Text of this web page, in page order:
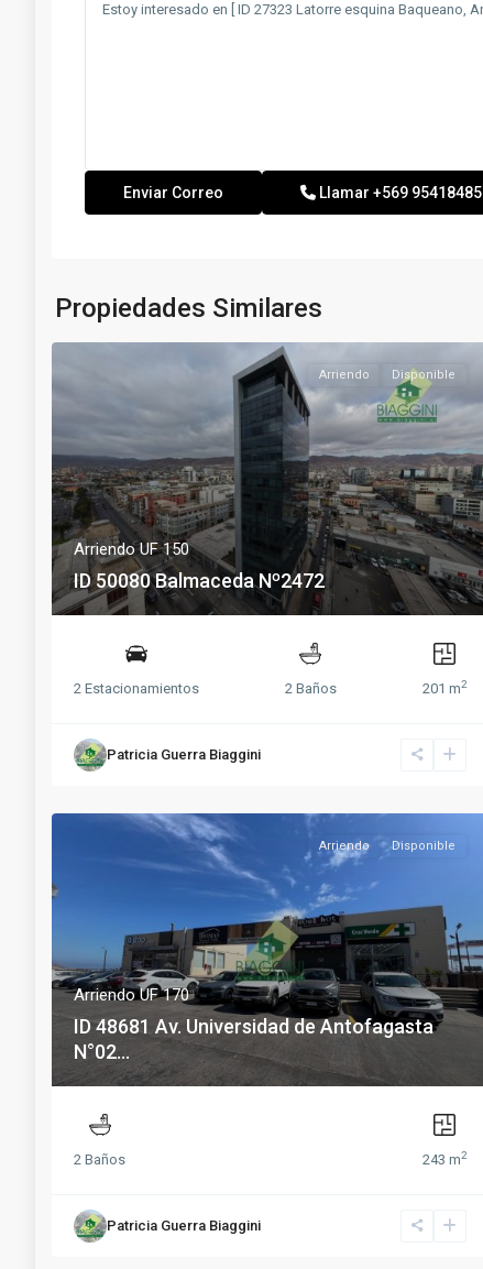
Llamar +569 95418485
Propiedades Similares
Arriendo Disponible
Arriendo UF 150
ID 50080 Balmaceda Nº2472
2 Estacionamientos 2 Baños 201 m2
Patricia Guerra Biaggini
Arriendo Disponible
Arriendo UF 170
ID 48681 Av. Universidad de Antofagasta
N°02...
2 Baños 243 m2
Patricia Guerra Biaggini